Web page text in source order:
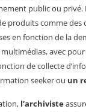
public ou
produits comme des
en fonction de la
avec
de collecte
seeker ou un
l’archiviste